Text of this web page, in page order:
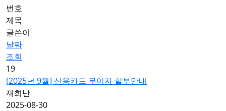
번호
제목
글쓴이
날짜
조회
19
[2025년 9월] 신용카드 무이자 할부안내
재희난
2025-08-30